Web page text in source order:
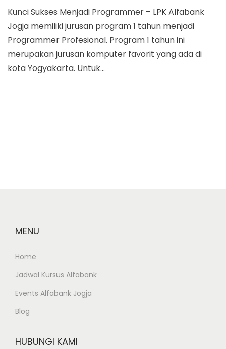
a
t
i
o
n
t
s
t
e
d
o
r
e
t
8
Kunci Sukses Menjadi Programmer – LPK Alfabank
Jogja memiliki jurusan program 1 tahun menjadi
Programmer Profesional. Program 1 tahun ini
merupakan jurusan komputer favorit yang ada di
kota Yogyakarta. Untuk…
MENU
Home
Jadwal Kursus Alfabank
Events Alfabank Jogja
Blog
HUBUNGI KAMI